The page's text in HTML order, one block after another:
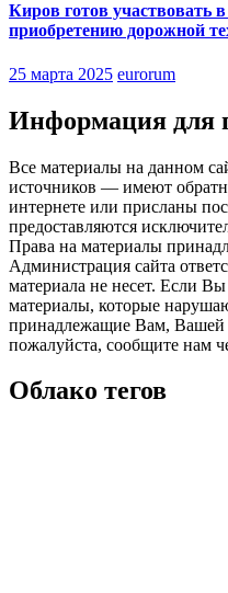
Киров готов
приобретению дорожной
25 марта 2025 eurorum
Информация для
Все материалы на данном
источников — имеют
интернете или присланы
предоставляются
Права на материалы
Администрация сайта
материала не несет. Если
материалы, которые
принадлежащие Вам, Вашей
пожалуйста, сообщите нам
Облако тегов